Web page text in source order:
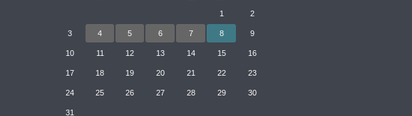
1 2
3 4 5 6 7 8 9
10 11 12 13 14 15 16
17 18 19 20 21 22 23
24 25 26 27 28 29 30
31